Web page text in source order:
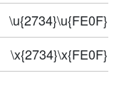
\u{2734}\u{FE0F}
\x{2734}\x{FE0F}